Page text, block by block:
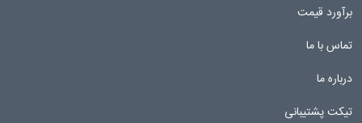
برآورد قیمت
تماس با ما
درباره ما
تیکت پشتیبانی